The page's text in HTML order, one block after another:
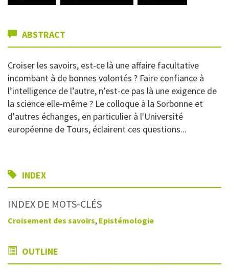
ABSTRACT
Croiser les savoirs, est-ce là une affaire facultative
incombant à de bonnes volontés ? Faire confiance à
l’intelligence de l’autre, n’est-ce pas là une exigence de
la science elle-même ? Le colloque à la Sorbonne et
d'autres échanges, en particulier à l'Université
européenne de Tours, éclairent ces questions...
INDEX
INDEX DE MOTS-CLÉS
Croisement des savoirs, Epistémologie
OUTLINE